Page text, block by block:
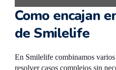
implantes.
Como encajan
de Smilelife
En Smilelife combinamos
resolver casos complejos sin